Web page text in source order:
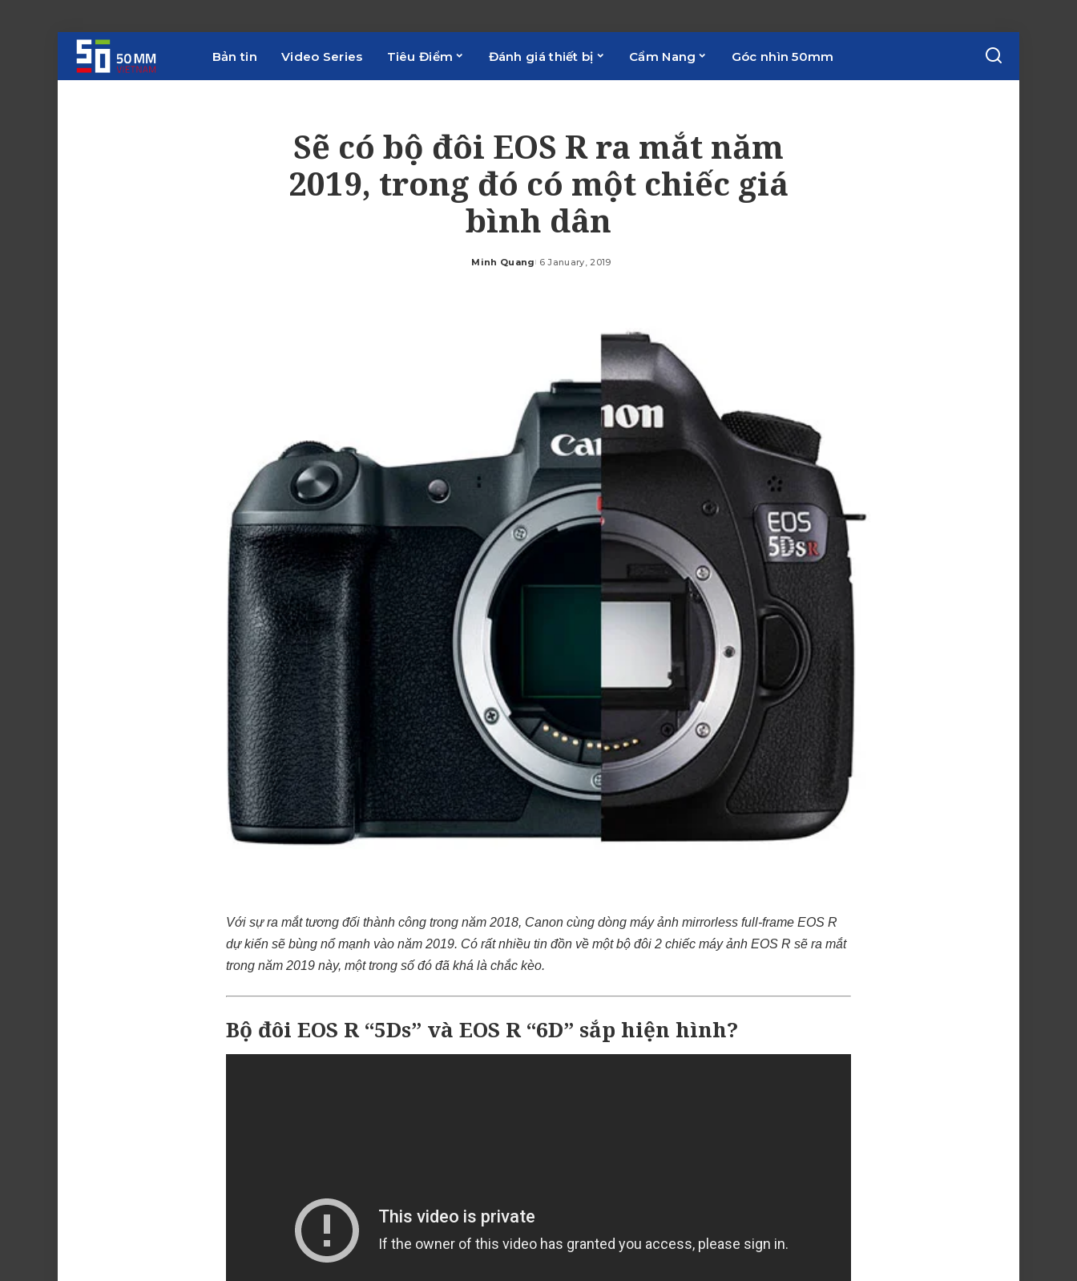
Bản tin Video Series Tiêu Điểm Đánh giá thiết bị Cẩm Nang Góc nhìn 50mm
Sẽ có bộ đôi EOS R ra mắt năm
2019, trong đó có một chiếc giá
bình dân
Posted
Minh Quang 6 January, 2019
Với sự ra mắt tương đối thành công trong năm 2018, Canon cùng dòng máy ảnh mirrorless full-frame EOS R
dự kiến sẽ bùng nổ mạnh vào năm 2019. Có rất nhiều tin đồn về một bộ đôi 2 chiếc máy ảnh EOS R sẽ ra mắt
trong năm 2019 này, một trong số đó đã khá là chắc kèo.
Bộ đôi EOS R “5Ds” và EOS R “6D” sắp hiện hình?